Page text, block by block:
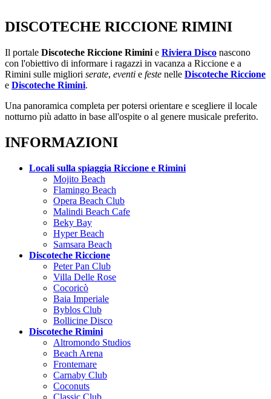
DISCOTECHE RICCIONE RIMINI
Il portale Discoteche Riccione Rimini e Riviera Disco nascono
con l'obiettivo di informare i ragazzi in vacanza a Riccione e a
Rimini sulle migliori serate, eventi e feste nelle Discoteche Riccione
e Discoteche Rimini.
Una panoramica completa per potersi orientare e scegliere il locale
notturno più adatto in base all'ospite o al genere musicale preferito.
INFORMAZIONI
Locali sulla spiaggia Riccione e Rimini
Mojito Beach
Flamingo Beach
Opera Beach Club
Malindi Beach Cafe
Beky Bay
Hyper Beach
Samsara Beach
Discoteche Riccione
Peter Pan Club
Villa Delle Rose
Cocoricò
Baia Imperiale
Byblos Club
Bollicine Disco
Discoteche Rimini
Altromondo Studios
Beach Arena
Frontemare
Carnaby Club
Coconuts
Classic Club